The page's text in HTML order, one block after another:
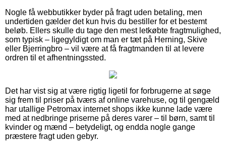
Nogle få webbutikker byder på fragt uden betaling, men
undertiden gælder det kun hvis du bestiller for et bestemt
beløb. Ellers skulle du tage den mest letkøbte fragtmulighed,
som typisk – ligegyldigt om man er tæt på Herning, Skive
eller Bjerringbro – vil være at få fragtmanden til at levere
ordren til et afhentningssted.
Det har vist sig at være rigtig ligetil for forbrugerne at søge
sig frem til priser på tværs af online varehuse, og til gengæld
har utallige Petromax internet shops ikke kunne lade være
med at nedbringe priserne på deres varer – til børn, samt til
kvinder og mænd – betydeligt, og endda nogle gange
præstere fragt uden gebyr.